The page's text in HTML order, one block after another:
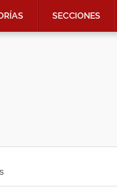
SECCIONES